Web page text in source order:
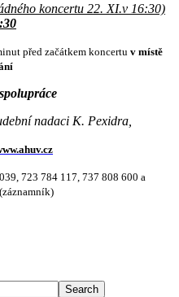
koncertu 22. XI.v 16:30)
před začátkem koncertu v místě
nadaci K. Pexidra,
723 784 117, 737 808 600 a